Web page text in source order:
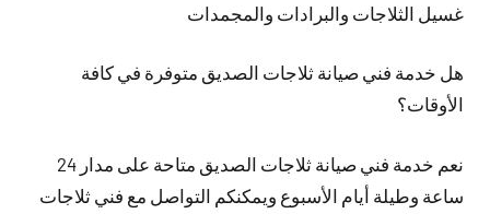
غسيل الثلاجات والبرادات والمجمدات
هل خدمة فني صيانة ثلاجات الصديق متوفرة في كافة
الأوقات؟
نعم خدمة فني صيانة ثلاجات الصديق متاحة على مدار 24
ساعة وطيلة أيام الأسبوع ويمكنكم التواصل مع فني ثلاجات